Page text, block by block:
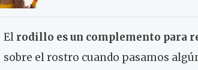
El rodillo es un complemento para
sobre el rostro cuando pasamos